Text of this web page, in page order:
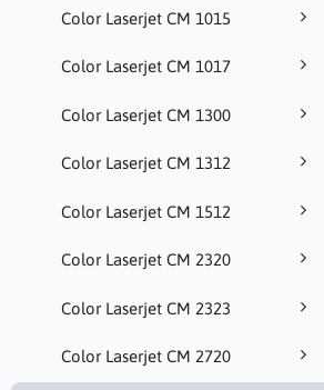
Color Laserjet CM 1015
Color Laserjet CM 1017
Color Laserjet CM 1300
Color Laserjet CM 1312
Color Laserjet CM 1512
Color Laserjet CM 2320
Color Laserjet CM 2323
Color Laserjet CM 2720